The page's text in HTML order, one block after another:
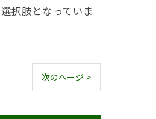
択肢となっていま
次のページ >